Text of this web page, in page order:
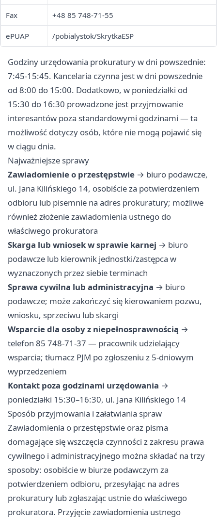
Fax +48 85 748-71-55
ePUAP /pobialystok/SkrytkaESP
Godziny urzędowania prokuratury w dni powszednie:
7:45-15:45. Kancelaria czynna jest w dni powszednie
od 8:00 do 15:00. Dodatkowo, w poniedziałki od
15:30 do 16:30 prowadzone jest przyjmowanie
interesantów poza standardowymi godzinami — ta
możliwość dotyczy osób, które nie mogą pojawić się
w ciągu dnia.
Najważniejsze sprawy
Zawiadomienie o przestępstwie → biuro podawcze,
ul. Jana Kilińskiego 14, osobiście za potwierdzeniem
odbioru lub pisemnie na adres prokuratury; możliwe
również złożenie zawiadomienia ustnego do
właściwego prokuratora
Skarga lub wniosek w sprawie karnej → biuro
podawcze lub kierownik jednostki/zastępca w
wyznaczonych przez siebie terminach
Sprawa cywilna lub administracyjna → biuro
podawcze; może zakończyć się kierowaniem pozwu,
wniosku, sprzeciwu lub skargi
Wsparcie dla osoby z niepełnosprawnością →
telefon 85 748-71-37 — pracownik udzielający
wsparcia; tłumacz PJM po zgłoszeniu z 5-dniowym
wyprzedzeniem
Kontakt poza godzinami urzędowania →
poniedziałki 15:30–16:30, ul. Jana Kilińskiego 14
Sposób przyjmowania i załatwiania spraw
Zawiadomienia o przestępstwie oraz pisma
domagające się wszczęcia czynności z zakresu prawa
cywilnego i administracyjnego można składać na trzy
sposoby: osobiście w biurze podawczym za
potwierdzeniem odbioru, przesyłając na adres
prokuratury lub zgłaszając ustnie do właściwego
prokuratora. Przyjęcie zawiadomienia ustnego